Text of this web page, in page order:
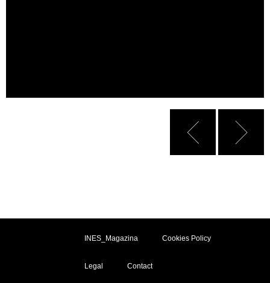
INES_Magazina Cookies Policy
Legal Contact